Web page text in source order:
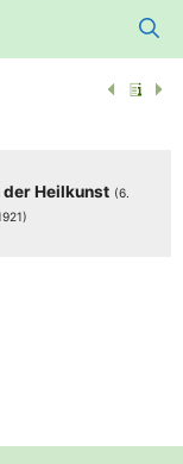
der Heil­kunst (6.